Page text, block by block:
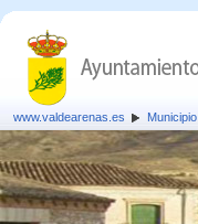
www.valdearenas.es Municipio